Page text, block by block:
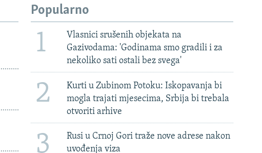
Popularno
1
Vlasnici srušenih objekata na
Gazivodama: 'Godinama smo gradili i za
nekoliko sati ostali bez svega'
2
Kurti u Zubinom Potoku: Iskopavanja bi
mogla trajati mjesecima, Srbija bi trebala
otvoriti arhive
3
Rusi u Crnoj Gori traže nove adrese nakon
uvođenja viza